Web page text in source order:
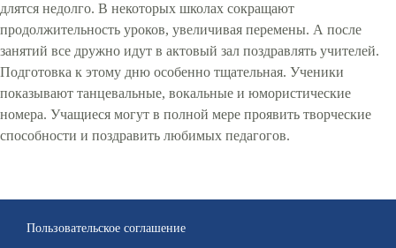
длятся недолго. В некоторых школах сокращают
продолжительность уроков, увеличивая перемены. А после
занятий все дружно идут в актовый зал поздравлять учителей.
Подготовка к этому дню особенно тщательная. Ученики
показывают танцевальные, вокальные и юмористические
номера. Учащиеся могут в полной мере проявить творческие
способности и поздравить любимых педагогов.
Пользовательское соглашение